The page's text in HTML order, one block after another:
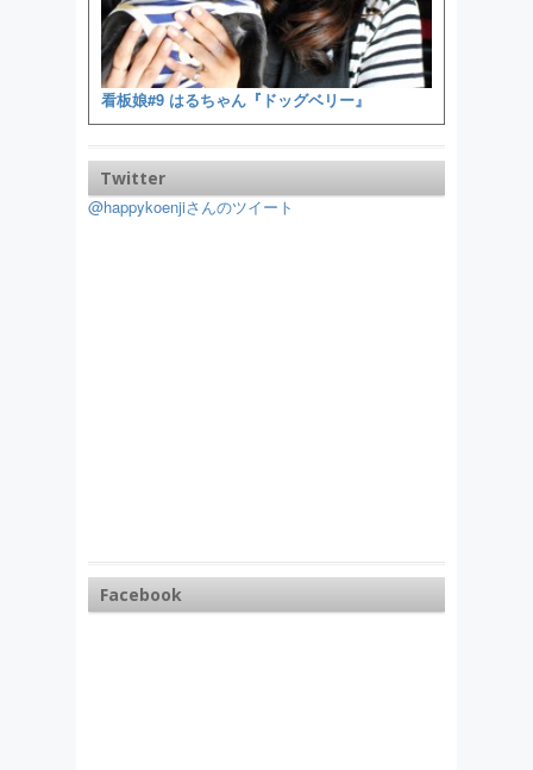
看板娘#9 はるちゃん『ドッグベリー』
Twitter
@happykoenjiさんのツイート
Facebook